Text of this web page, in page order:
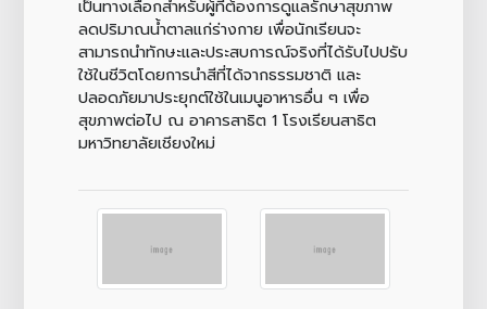
เป็นทางเลือกสำหรับผู้ที่ต้องการดูแลรักษาสุขภาพ
ลดปริมาณน้ำตาลแก่ร่างกาย เพื่อนักเรียนจะ
สามารถนำทักษะและประสบการณ์จริงที่ได้รับไปปรับ
ใช้ในชีวิตโดยการนำสีที่ได้จากธรรมชาติ และ
ปลอดภัยมาประยุกต์ใช้ในเมนูอาหารอื่น ๆ เพื่อ
สุขภาพต่อไป ณ อาคารสาธิต 1 โรงเรียนสาธิต
มหาวิทยาลัยเชียงใหม่